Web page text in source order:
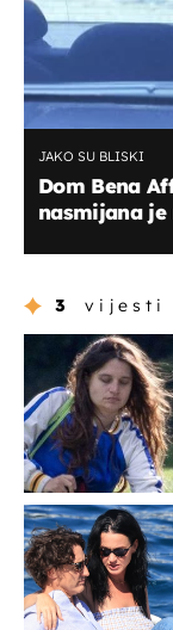
JAKO SU BLISKI
Dom Bena
nasmijana je
3 vijesti